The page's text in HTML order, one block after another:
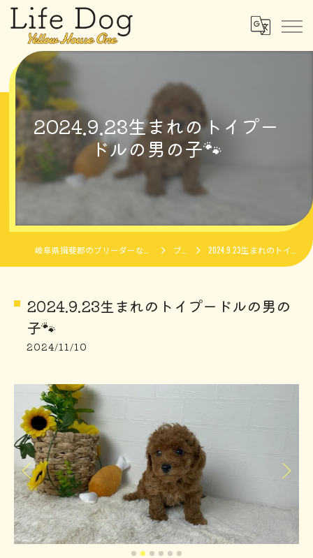
2024.9.23生まれのトイプー
ドルの男の子🐾
ブログ 2024.9.23生まれのトイプードルの男の子🐾
2024.9.23生まれのトイプードルの男の
子🐾
2024/11/10